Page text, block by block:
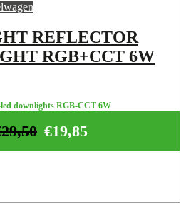
REFLECTOR
RGB+CCT 6W
led downlights RGB-CCT 6W
€19,85
29,50